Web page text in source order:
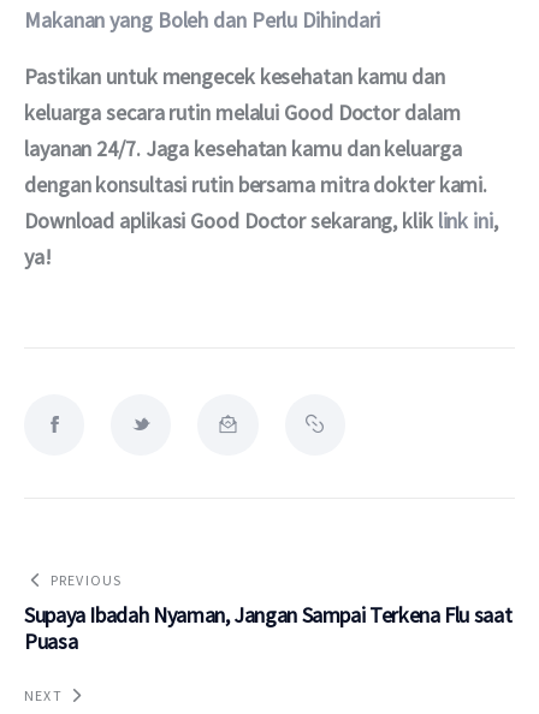
Makanan yang Boleh dan Perlu Dihindari
Pastikan untuk mengecek kesehatan kamu dan
keluarga secara rutin melalui Good Doctor dalam
layanan 24/7. Jaga kesehatan kamu dan keluarga
dengan konsultasi rutin bersama mitra dokter kami.
Download aplikasi Good Doctor sekarang, klik link ini,
ya!
PREVIOUS
Supaya Ibadah Nyaman, Jangan Sampai Terkena Flu saat
Puasa
NEXT